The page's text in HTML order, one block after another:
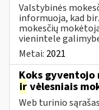
Valstybinės
informuoja, kad
mokesčių
vienintele
Metai: 2021
Koks gyventojo
ir vėlesniais
Web turinio sąrašas